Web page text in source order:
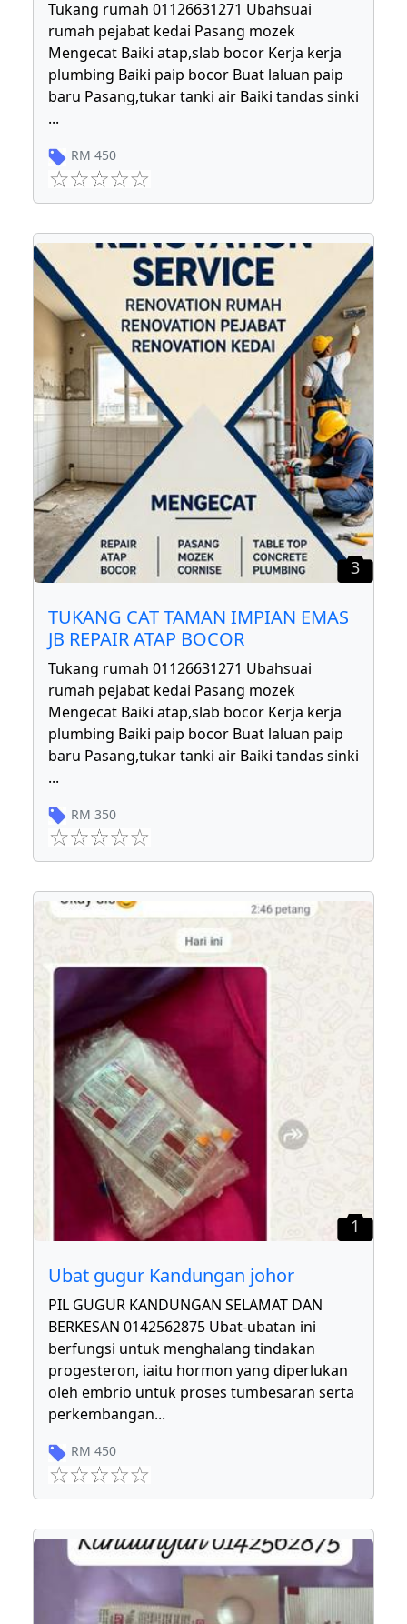
Tukang rumah 01126631271 Ubahsuai
rumah pejabat kedai Pasang mozek
Mengecat Baiki atap,slab bocor Kerja kerja
plumbing Baiki paip bocor Buat laluan paip
baru Pasang,tukar tanki air Baiki tandas sinki
...
RM 450
3
TUKANG CAT TAMAN IMPIAN EMAS
JB REPAIR ATAP BOCOR
Tukang rumah 01126631271 Ubahsuai
rumah pejabat kedai Pasang mozek
Mengecat Baiki atap,slab bocor Kerja kerja
plumbing Baiki paip bocor Buat laluan paip
baru Pasang,tukar tanki air Baiki tandas sinki
...
RM 350
1
Ubat gugur Kandungan johor
PIL GUGUR KANDUNGAN SELAMAT DAN
BERKESAN 0142562875 Ubat-ubatan ini
berfungsi untuk menghalang tindakan
progesteron, iaitu hormon yang diperlukan
oleh embrio untuk proses tumbesaran serta
perkembangan...
RM 450